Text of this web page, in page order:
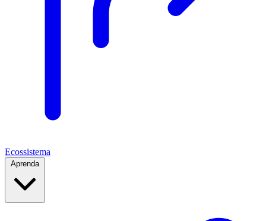
Ecossistema
Aprenda